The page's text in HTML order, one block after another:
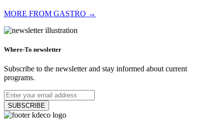
MORE FROM GASTRO →
PLATZ Bistro & Bar
Bar, pub and breweryBistro and fast food
Where-To newsletter
Subscribe to the newsletter and stay informed about current
programs.
SUBSCRIBE